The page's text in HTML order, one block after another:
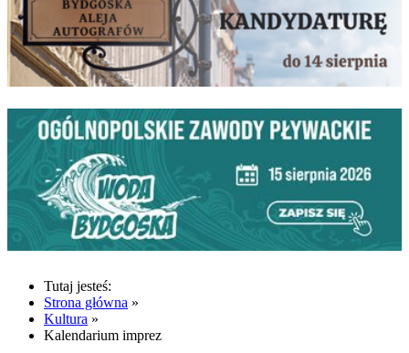
Tutaj jesteś:
Strona główna »
Kultura »
Kalendarium imprez